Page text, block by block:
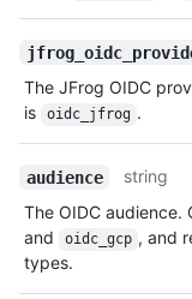
The JFrog OIDC
is oidc_jfrog .
audience
string
The OIDC audience.
and
oidc_gcp , and
types.